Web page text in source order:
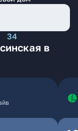
34
в